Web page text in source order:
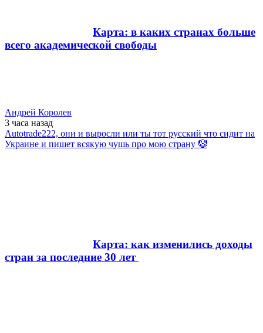
Карта: в каких странах больше
всего академической свободы
Андрей Королев
3 часа назад
Autotrade222, они и выросли или ты тот русский что сидит на
Украине и пишет всякую чушь про мою страну 🤡
Карта: как изменились доходы
стран за последние 30 лет